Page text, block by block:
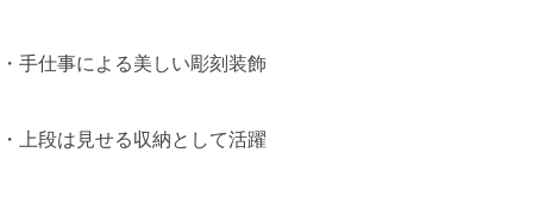
・手仕事による美しい彫刻装飾
・上段は見せる収納として活躍